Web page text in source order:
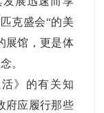
克盛会“的美
展馆，更是体
。
》的有关知
府应履行那些